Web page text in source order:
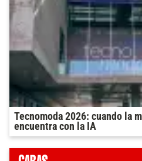
Tecnomoda 2026: cuando la
encuentra con la IA